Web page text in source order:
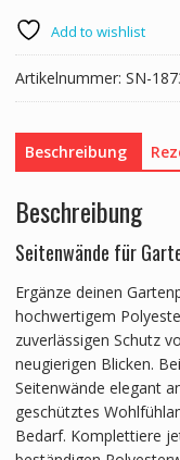
3
x
4
m
Stk.
Menge
Add to wishlist
Artikelnummer: SN-
Beschreibung
Beschreibung
Seitenwände für
Ergänze deinen
hochwertigem
zuverlässigen Schutz
neugierigen Blicken.
Seitenwände elegant
geschütztes
Bedarf. Komplettiere